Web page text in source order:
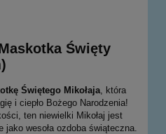
Święty
Świętego Mikołaja , która
i ciepło Bożego Narodzenia!
ten niewielki Mikołaj jest
wesoła ozdoba świąteczna.